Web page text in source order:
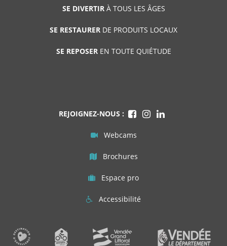
SE DIVERTIRÀ TOUS LES ÂGES
SE RESTAURER DE PRODUITS LOCAUX
SE REPOSEREN TOUTE QUIÉTUDE
REJOIGNEZ-NOUS :
Webcams
Brochures
Espace pro
Accessibilité